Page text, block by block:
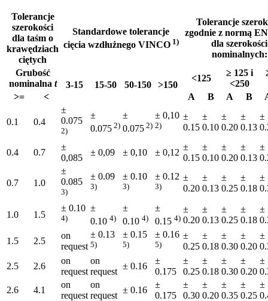
Tolerancje
szerokości
dla taśm o
krawędziach
ciętych
Standardowe tolerancje
cięcia wzdłużnego VINCO1)
Tolerancje
zgodnie z normą
dla szerokości
nominalnych:
Grubość
nominalna t 3-15 15-50 50-150 >150
<125
≥ 125 i
<250
>=
< A B A B
0.1 0.4
±
0.075
2)
±
0.075 2)
±
0.075 2)
± 0,10
2)
±
0.15
±
0.10
±
0.20
±
0.13
±
0.4 0.7
±
0,085
± 0,09 ± 0,10 ± 0,12
±
0.15
±
0.10
±
0.20
±
0.13
±
0.7 1.0
±
0.085
3)
± 0.09
3)
± 0.10
3)
± 0.12
3)
±
0.20
±
0.13
±
0.25
±
0.18
±
1.0 1.5
± 0.10
4)
±
0.10 4)
±
0.10 4)
±
0.15 4)
±
0.20
±
0.13
±
0.25
±
0.18
±
1.5 2.5
on
request
± 0.13
5)
± 0.15
5)
± 0.16
5)
±
0.25
±
0.18
±
0.30
±
0.20
±
2.5
2.6
on
request
on
request
± 0.16
±
0.175
±
0.25
±
0.18
±
0.30
±
0.20
±
2.6
4.1
on
request
on
request
± 0.16
±
0.175
±
0.30
±
0.20
±
0.35
±
0.25
±